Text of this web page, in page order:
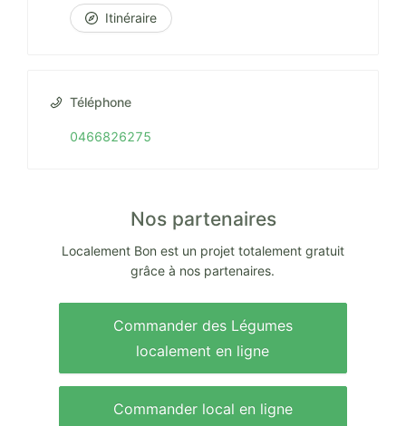
Itinéraire
Téléphone
0466826275
Nos partenaires
Localement Bon est un projet totalement gratuit
grâce à nos partenaires.
Commander des Légumes
localement en ligne
Commander local en ligne